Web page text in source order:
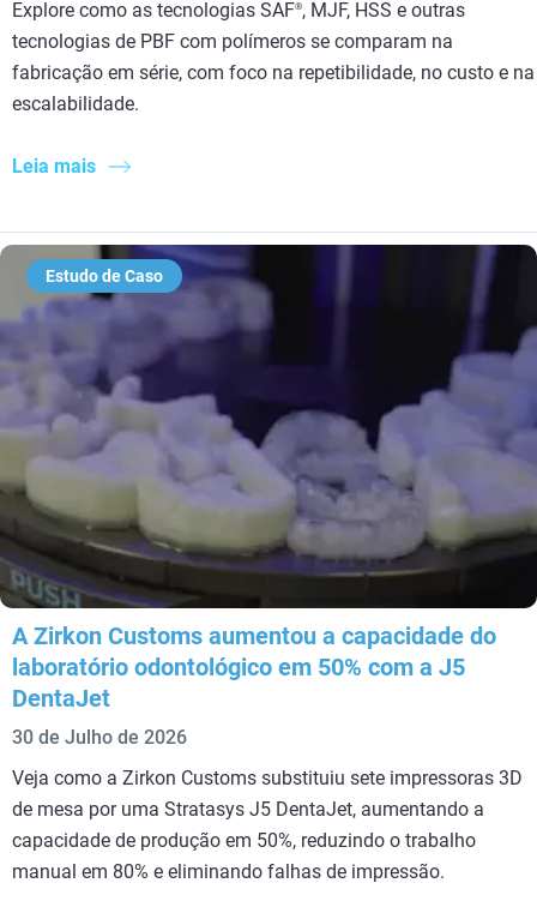
Explore como as tecnologias SAF®, MJF, HSS e outras
tecnologias de PBF com polímeros se comparam na
fabricação em série, com foco na repetibilidade, no custo e na
escalabilidade.
Leia mais
Estudo de Caso
A Zirkon Customs aumentou a capacidade do
laboratório odontológico em 50% com a J5
DentaJet
30 de Julho de 2026
Veja como a Zirkon Customs substituiu sete impressoras 3D
de mesa por uma Stratasys J5 DentaJet, aumentando a
capacidade de produção em 50%, reduzindo o trabalho
manual em 80% e eliminando falhas de impressão.